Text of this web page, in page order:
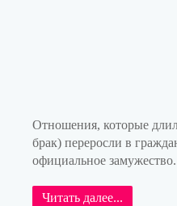
Отношения, которые
брак) переросли в
официальное
Читать далее...